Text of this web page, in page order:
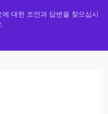
대한 조언과 답변을 찾으십시
.